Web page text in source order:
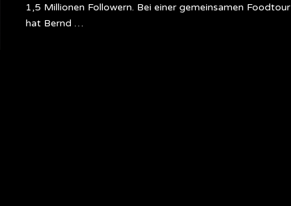
1,5 Millionen Followern. Bei einer gemeinsamen Foodtour
hat Bernd …